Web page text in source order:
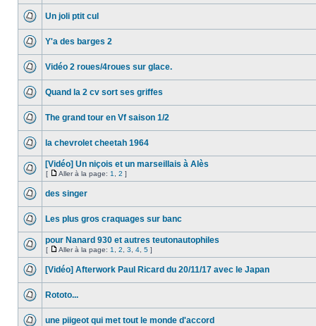
Un joli ptit cul
Y'a des barges 2
Vidéo 2 roues/4roues sur glace.
Quand la 2 cv sort ses griffes
The grand tour en Vf saison 1/2
la chevrolet cheetah 1964
[Vidéo] Un niçois et un marseillais à Alès
[ Aller à la page: 1 2 ]
des singer
Les plus gros craquages sur banc
pour Nanard 930 et autres teutonautophiles
[ Aller à la page: 1 2 3 4 5 ]
[Vidéo] Afterwork Paul Ricard du 20/11/17 avec le Japan
Rototo...
une piigeot qui met tout le monde d'accord